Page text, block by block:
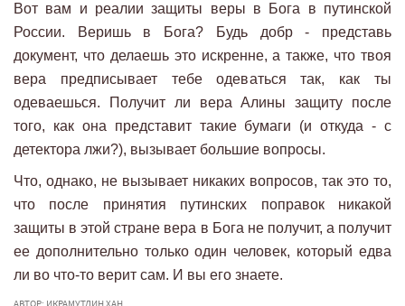
Вот вам и реалии защиты веры в Бога в путинской
России. Веришь в Бога? Будь добр - представь
документ, что делаешь это искренне, а также, что твоя
вера предписывает тебе одеваться так, как ты
одеваешься. Получит ли вера Алины защиту после
того, как она представит такие бумаги (и откуда - с
детектора лжи?), вызывает большие вопросы.
Что, однако, не вызывает никаких вопросов, так это то,
что после принятия путинских поправок никакой
защиты в этой стране вера в Бога не получит, а получит
ее дополнительно только один человек, который едва
ли во что-то верит сам. И вы его знаете.
АВТОР: ИКРАМУТДИН ХАН